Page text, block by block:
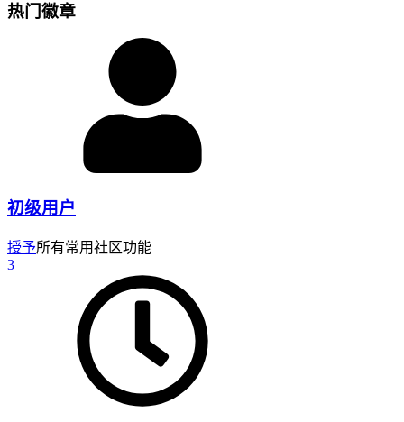
热门徽章
初级用户
授予所有常用社区功能
3